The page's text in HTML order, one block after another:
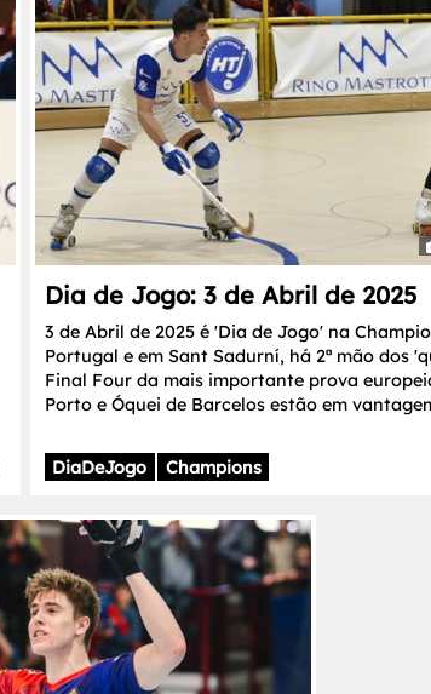
Dia de Jogo: 3 de Abril de 2025
3 de Abril de 2025 é 'Dia de Jogo' na
Portugal e em Sant Sadurní, há 2ª mão dos
Final Four da mais importante prova
Porto e Óquei de Barcelos estão em
DiaDeJogo Champions